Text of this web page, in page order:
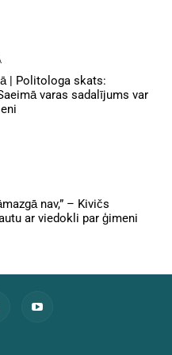
| Politologa skats:
varas sadalījums var
nav,” – Kivičs
ar viedokli par ģimeni